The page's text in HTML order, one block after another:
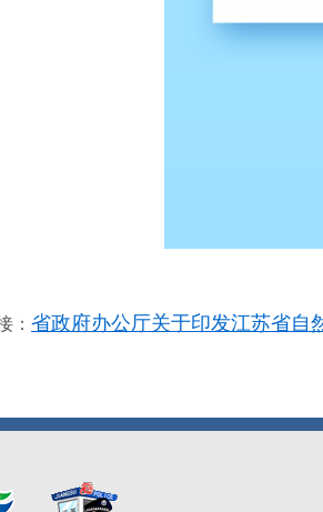
： 省政府办公厅关于印发江苏省自